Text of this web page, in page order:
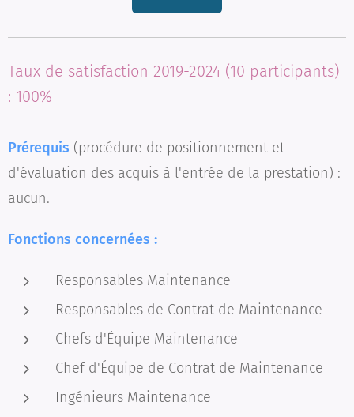
Taux de satisfaction 2019-2024 (10 participants)
: 100%
Prérequis (procédure de positionnement et
d'évaluation des acquis à l'entrée de la prestation) :
aucun.
Fonctions concernées :
Responsables Maintenance
Responsables de Contrat de Maintenance
Chefs d'Équipe Maintenance
Chef d'Équipe de Contrat de Maintenance
Ingénieurs Maintenance